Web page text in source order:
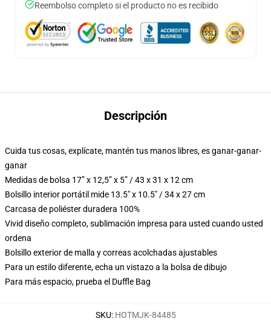
Reembolso completo si el producto no es recibido
Descripción
Cuida tus cosas, explícate, mantén tus manos libres, es ganar-ganar-
ganar
Medidas de bolsa 17” x 12,5” x 5” / 43 x 31 x 12 cm
Bolsillo interior portátil mide 13.5" x 10.5" / 34 x 27 cm
Carcasa de poliéster duradera 100%
Vivid diseño completo, sublimación impresa para usted cuando usted
ordena
Bolsillo exterior de malla y correas acolchadas ajustables
Para un estilo diferente, echa un vistazo a la bolsa de dibujo
Para más espacio, prueba el Duffle Bag
SKU: HOTMJK-84485